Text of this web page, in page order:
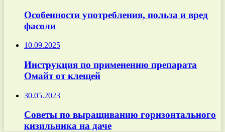
Особенности употребления, польза и вред
фасоли
10.09.2025
Инструкция по применению препарата
Омайт от клещей
30.05.2023
Советы по выращиванию горизонтального
кизильника на даче